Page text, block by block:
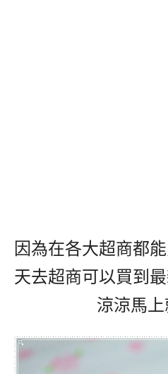
因為在各大超商都
天去超商可以買到
涼涼馬